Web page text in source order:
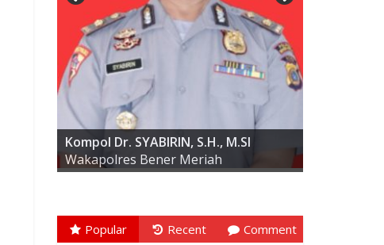
AKBP ARIS CAI DWI SUSANTO S.I.K.,
M.I.K
Kompol Dr. SYABIRIN, S.H., M.SI
Wakapolres Bener Meriah
Popular Recent Comment